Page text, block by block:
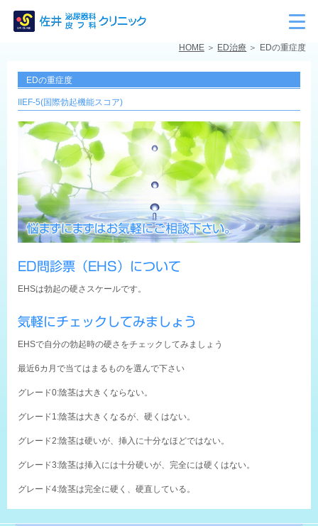
HOME ED治療 EDの重症度
EDの重症度
IIEF-5(国際勃起機能スコア)
ED問診票（EHS）について
EHSは勃起の硬さスケールです。
気軽にチェックしてみましょう
EHSで自分の勃起時の硬さをチェックしてみましょう
最近6カ月で当てはまるものを選んで下さい
グレード0:陰茎は大きくならない。
グレード1:陰茎は大きくなるが、硬くはない。
グレード2:陰茎は硬いが、挿入に十分なほどではない。
グレード3:陰茎は挿入には十分硬いが、完全には硬くはない。
グレード4:陰茎は完全に硬く、硬直している。